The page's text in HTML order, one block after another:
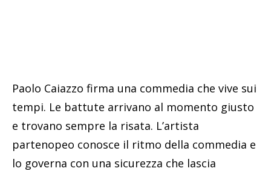
Paolo Caiazzo firma una commedia che vive sui
tempi. Le battute arrivano al momento giusto
e trovano sempre la risata. L’artista
partenopeo conosce il ritmo della commedia e
lo governa con una sicurezza che lascia